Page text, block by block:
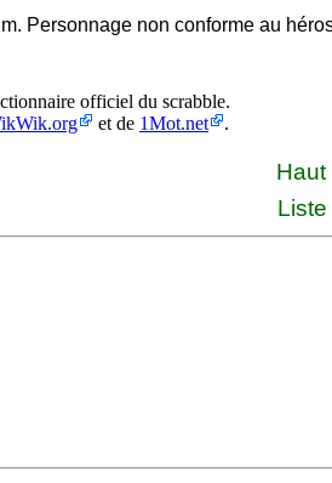
Personnage non conforme au
officiel du scrabble.
et de 1Mot.net .
Haut